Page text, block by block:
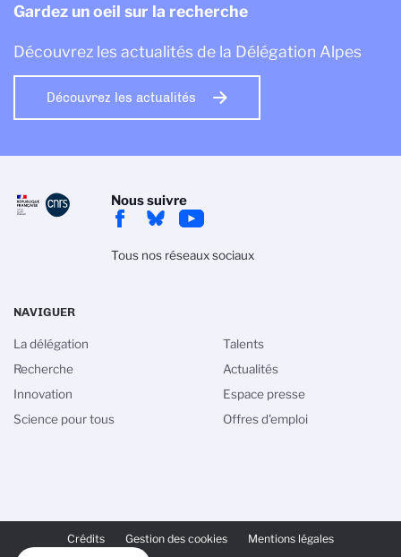
Gardez un oeil sur la recherche
Découvrez les actualités de la Délégation Alpes
Découvrez les actualités
Nous suivre
Tous nos réseaux sociaux
PAGE
Crédits Gestion des cookies Mentions légales
NAVIGUER
La délégation
Recherche
Innovation
Science pour tous
Talents
Actualités
Espace presse
Offres d'emploi